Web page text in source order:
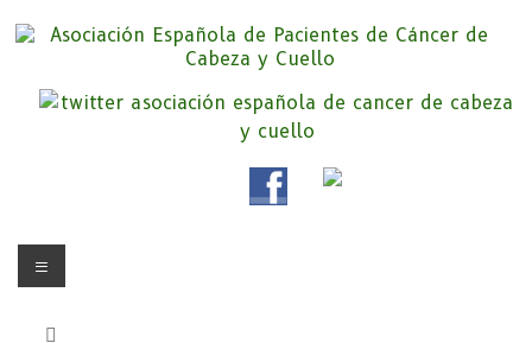
Asociación Española de
Pacientes de Cáncer de Cabeza y
Cuello
Somos la Asociación Española de Pacientes de Cáncer de Cabeza y
cuello «APC», una asociación sin animo de lucro que pretendemos